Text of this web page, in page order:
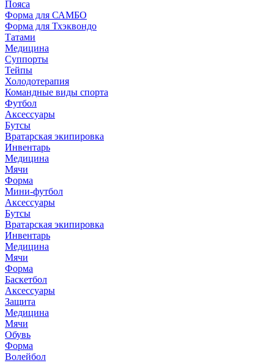
Пояса
Форма для САМБО
Форма для Тхэквондо
Татами
Медицина
Суппорты
Тейпы
Холодотерапия
Командные виды спорта
Футбол
Аксессуары
Бутсы
Вратарская экипировка
Инвентарь
Медицина
Мячи
Форма
Мини-футбол
Аксессуары
Бутсы
Вратарская экипировка
Инвентарь
Медицина
Мячи
Форма
Баскетбол
Аксессуары
Защита
Медицина
Мячи
Обувь
Форма
Волейбол